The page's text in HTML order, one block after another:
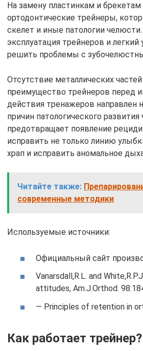
На замену пластинкам и
ортодонтические трейнеры,
скелет и иные патологии
эксплуатация трейнеров и
решить проблемы с
Отсутствие металлических
преимущество трейнеров перед
действия тренажеров направлен
причин патологического
предотвращает появление
исправить не только линию
храп и исправить аномальное
Читайте также:
современные методики
Используемые источники:
Официальный сайт
Vanarsdall,R.L. and
attitudes, Am.J.Orthod.
— Principles of retention in
Как работает трейнер?